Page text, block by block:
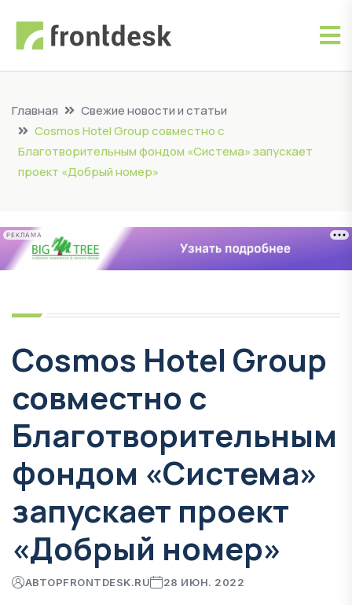
Главная
Свежие новости и статьи
Cosmos Hotel Group совместно с
Благотворительным фондом «Система» запускает
проект «Добрый номер»
РЕКЛАМА
Cosmos Hotel Group
совместно с
Благотворительным
фондом «Система»
запускает проект
«Добрый номер»
АВТОРFRONTDESK.RU 28 ИЮН. 2022